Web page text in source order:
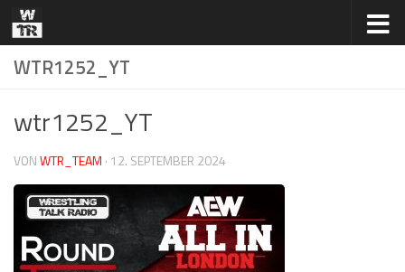
Zum Inhalt springen
WTR1252_YT
wtr1252_YT
VONWTR_TEAM · 12. SEPTEMBER 2024